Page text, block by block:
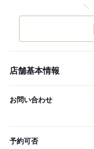
店舗基本情報
お問い合わせ
予約可否